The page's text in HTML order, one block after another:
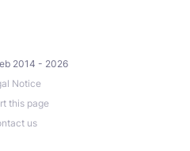
2014 - 2026
Notice
this page
us